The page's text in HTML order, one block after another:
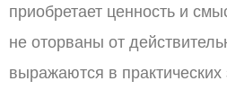
приобретает ценность и
не оторваны от
выражаются в практических